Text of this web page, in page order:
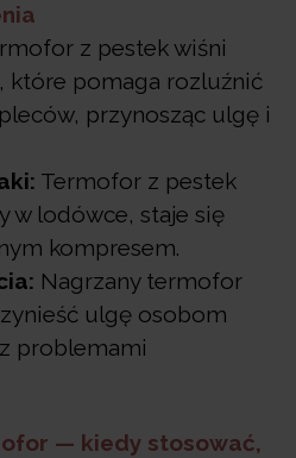
z pestek wiśni
które pomaga rozluźnić
przynosząc ulgę i
Termofor z pestek
w lodówce, staje się
kompresem.
Nagrzany termofor
ulgę osobom
problemami
— kiedy stosować,